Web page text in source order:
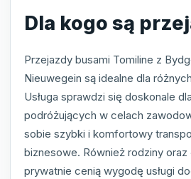
Dla kogo są
Przejazdy busami Tomiline z
Nieuwegein są idealne dla
Usługa sprawdzi się doskonale
podróżujących w celach
sobie szybki i komfortowy
biznesowe. Również rodziny
prywatnie cenią wygodę usługi